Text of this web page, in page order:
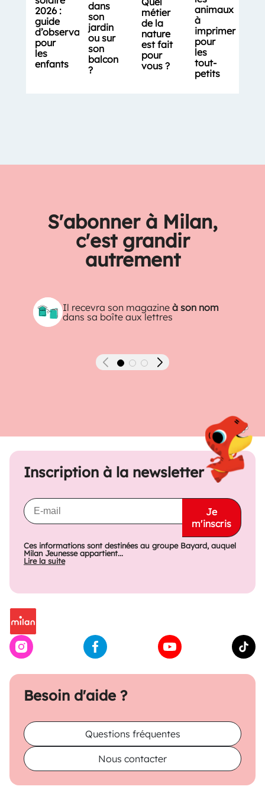
2026 :
guide
d’observation
pour
les
enfants
dans
son
jardin
ou sur
son
balcon
?
métier
de la
nature
est fait
pour
vous ?
animaux
à
imprimer
pour
les
tout-
petits
S'abonner à Milan,
c'est grandir
autrement
Il recevra son magazineà son nom
dans sa boîte aux lettres
Précédent Suivant
Besoin d'aide ?
Questions fréquentes
Nous contacter
Inscription à la newsletter
Je
m'inscris
Ces informations sont destinées au groupe Bayard, auquel
Milan Jeunesse appartient...
Lire la suite